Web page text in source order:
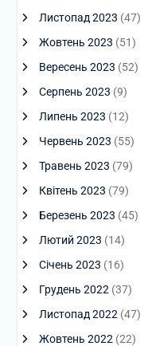
Листопад 2023 (47)
Жовтень 2023 (51)
Вересень 2023 (52)
Серпень 2023 (9)
Липень 2023 (12)
Червень 2023 (55)
Травень 2023 (79)
Квітень 2023 (79)
Березень 2023 (45)
Лютий 2023 (14)
Січень 2023 (16)
Грудень 2022 (37)
Листопад 2022 (47)
Жовтень 2022 (22)